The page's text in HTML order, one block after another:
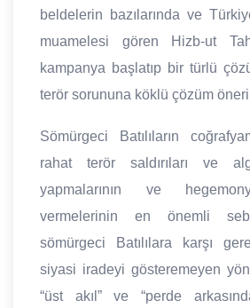
beldelerin bazılarında ve
muamelesi gören Hizb-ut
kampanya başlatıp bir türlü
terör sorununa köklü çözüm
Sömürgeci Batılıların
rahat terör saldırıları ve
yapmalarının ve
vermelerinin en önemli
sömürgeci Batılılara karşı
siyasi iradeyi gösteremeyen
“üst akıl” ve “perde